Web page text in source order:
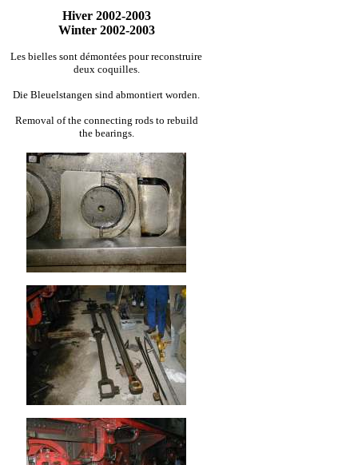
Hiver 2002-2003
Winter 2002-2003
Les bielles sont démontées pour reconstruire
deux coquilles.
Die Bleuelstangen sind abmontiert worden.
Removal of the connecting rods to rebuild
the bearings.